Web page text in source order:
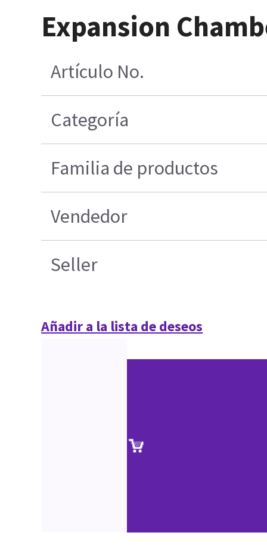
Expansion
Artículo No.
Categoría
Familia de productos
Vendedor
Seller
Añadir a la lista de deseos